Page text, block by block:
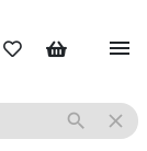
menu
search close